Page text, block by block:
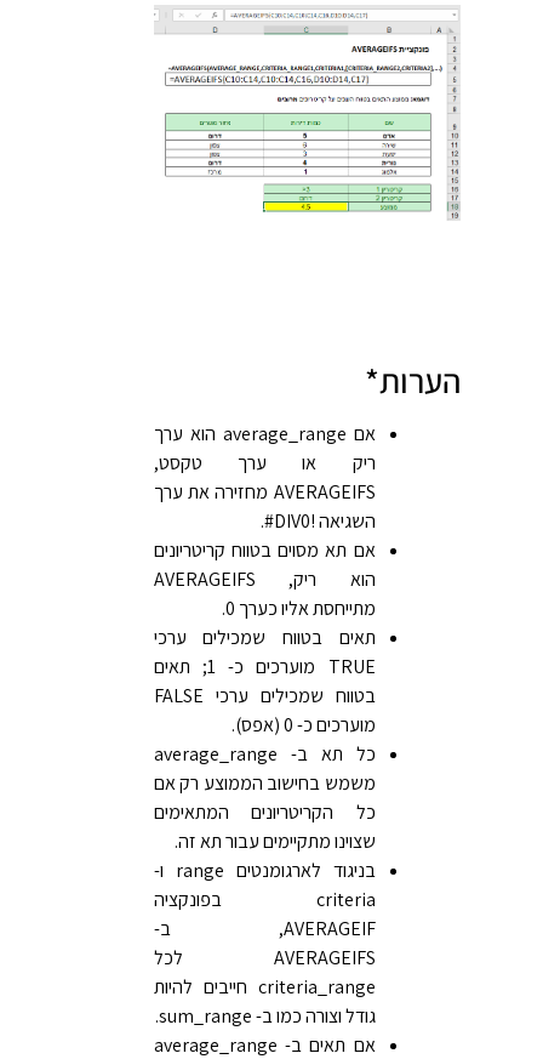
הערות*
אם average_range הוא ערך
ריק או ערך טקסט,
AVERAGEIFS מחזירה את ערך
השגיאה ‎#DIV0!‎.
אם תא מסוים בטווח קריטריונים
הוא ריק, AVERAGEIFS
מתייחסת אליו כערך 0.
תאים בטווח שמכילים ערכי
TRUE מוערכים כ- 1; תאים
בטווח שמכילים ערכי FALSE
מוערכים כ- 0 (אפס).
כל תא ב- average_range
משמש בחישוב הממוצע רק אם
כל הקריטריונים המתאימים
שצוינו מתקיימים עבור תא זה.
בניגוד לארגומנטים range ו-
criteria בפונקציה
AVERAGEIF, ב-
AVERAGEIFS לכל
criteria_range חייבים להיות
גודל וצורה כמו ב- sum_range.
אם תאים ב- average_range